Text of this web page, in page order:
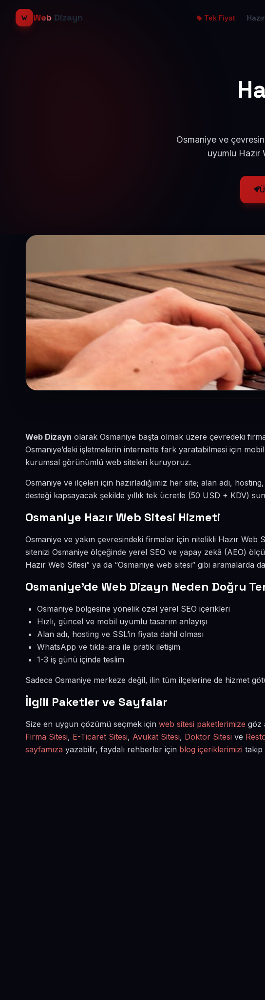
Web Dizayn Tek Fiyat
Osmaniye ve
uyumlu Hazır
Web Dizayn olarak Osmaniye başta olmak üzere çevredeki
Osmaniye’deki işletmelerin internette fark yaratabilmesi için
kurumsal görünümlü web siteleri kuruyoruz.
Osmaniye ve ilçeleri için hazırladığımız her site; alan adı,
desteği kapsayacak şekilde yıllık tek ücretle (50 USD + KDV)
Osmaniye Hazır Web Sitesi Hizmeti
Osmaniye ve yakın çevresindeki firmalar için nitelikli Hazır Web
sitenizi Osmaniye ölçeğinde yerel SEO ve yapay zekâ (AEO)
Hazır Web Sitesi” ya da “Osmaniye web sitesi” gibi aramalarda
Osmaniye’de Web Dizayn Neden Doğru
Osmaniye bölgesine yönelik özel yerel SEO içerikleri
Hızlı, güncel ve mobil uyumlu tasarım anlayışı
Alan adı, hosting ve SSL’in fiyata dahil olması
WhatsApp ve tıkla-ara ile pratik iletişim
1-3 iş günü içinde teslim
Sadece Osmaniye merkeze değil, ilin tüm ilçelerine de hizmet
İlgili Paketler ve Sayfalar
Size en uygun çözümü seçmek için web sitesi paketlerimize göz
Firma Sitesi, E-Ticaret Sitesi, Avukat Sitesi, Doktor Sitesi ve
sayfamıza yazabilir, faydalı rehberler için blog içeriklerimizi takip